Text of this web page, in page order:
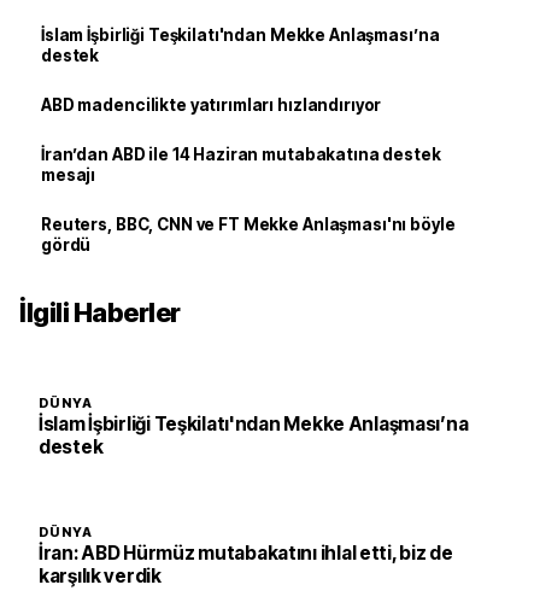
İslam İşbirliği Teşkilatı'ndan Mekke Anlaşması’na
destek
ABD madencilikte yatırımları hızlandırıyor
İran’dan ABD ile 14 Haziran mutabakatına destek
mesajı
Reuters, BBC, CNN ve FT Mekke Anlaşması'nı böyle
gördü
İlgili Haberler
DÜNYA
İslam İşbirliği Teşkilatı'ndan Mekke Anlaşması’na
destek
DÜNYA
İran: ABD Hürmüz mutabakatını ihlal etti, biz de
karşılık verdik